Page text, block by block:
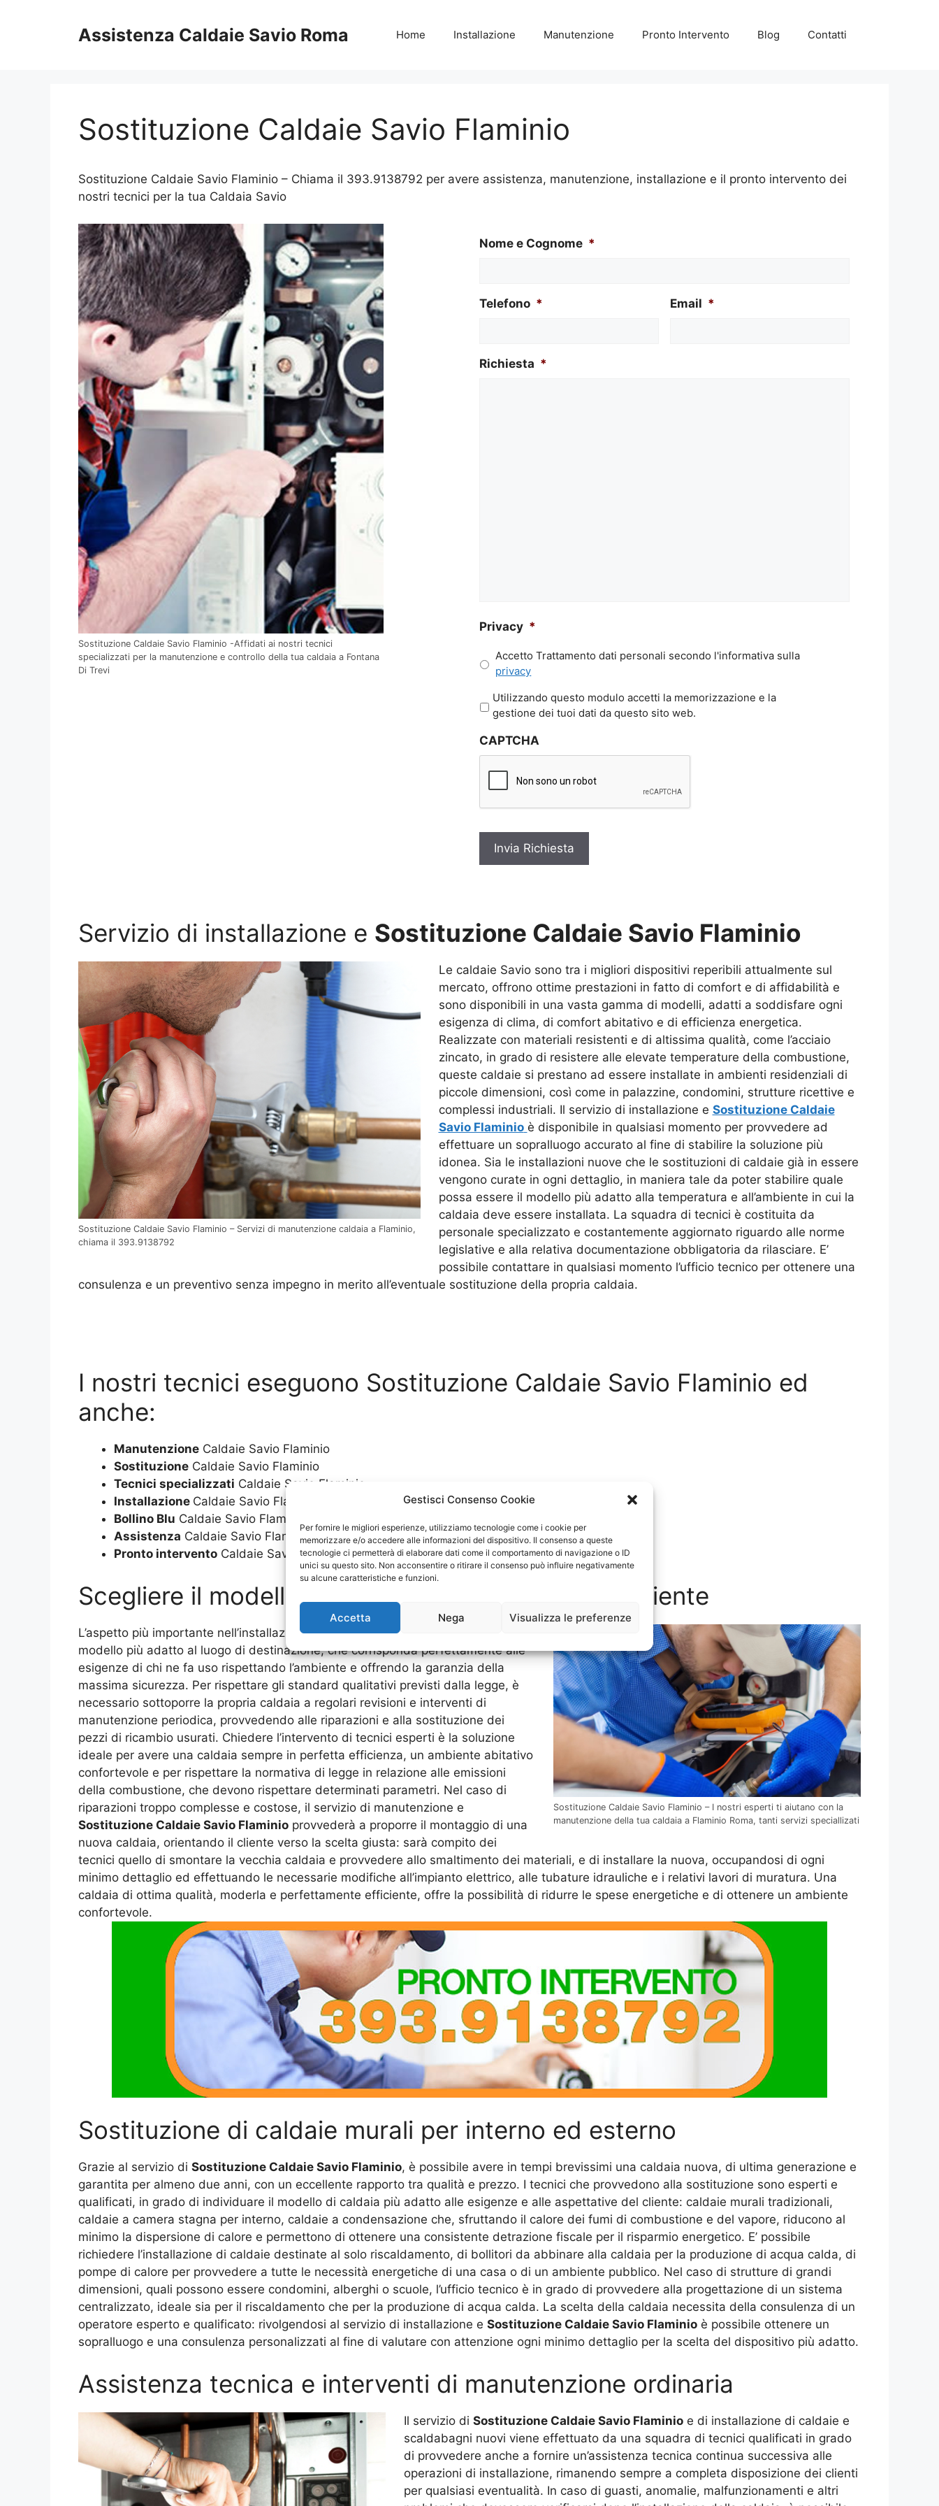
Gestisci Consenso Cookie
Per fornire le migliori esperienze, utilizziamo tecnologie come i cookie per
memorizzare e/o accedere alle informazioni del dispositivo. Il consenso a queste
tecnologie ci permetterà di elaborare dati come il comportamento di navigazione o ID
unici su questo sito. Non acconsentire o ritirare il consenso può influire negativamente
su alcune caratteristiche e funzioni.
Accetta Nega Visualizza le preferenze
Assistenza Caldaie Savio Roma Home Installazione Manutenzione Pronto Intervento Blog Contatti
Sostituzione Caldaie Savio Flaminio
Sostituzione Caldaie Savio Flaminio – Chiama il 393.9138792 per avere assistenza, manutenzione, installazione e il pronto intervento dei
nostri tecnici per la tua Caldaia Savio
Sostituzione Caldaie Savio Flaminio -Affidati ai nostri tecnici
specializzati per la manutenzione e controllo della tua caldaia a Fontana
Di Trevi
Nome e Cognome *
Telefono * Email *
Richiesta *
Privacy *
Accetto Trattamento dati personali secondo l'informativa sulla
privacy
r
v
a
*
Utilizzando questo modulo accetti la memorizzazione e la
gestione dei tuoi dati da questo sito web.
CAPTCHA
Servizio di installazione e Sostituzione Caldaie Savio Flaminio
Sostituzione Caldaie Savio Flaminio – Servizi di manutenzione caldaia a Flaminio,
chiama il 393.9138792
Le caldaie Savio sono tra i migliori dispositivi reperibili attualmente sul
mercato, offrono ottime prestazioni in fatto di comfort e di affidabilità e
sono disponibili in una vasta gamma di modelli, adatti a soddisfare ogni
esigenza di clima, di comfort abitativo e di efficienza energetica.
Realizzate con materiali resistenti e di altissima qualità, come l’acciaio
zincato, in grado di resistere alle elevate temperature della combustione,
queste caldaie si prestano ad essere installate in ambienti residenziali di
piccole dimensioni, così come in palazzine, condomini, strutture ricettive e
complessi industriali. Il servizio di installazione e Sostituzione Caldaie
Savio Flaminio è disponibile in qualsiasi momento per provvedere ad
effettuare un sopralluogo accurato al fine di stabilire la soluzione più
idonea. Sia le installazioni nuove che le sostituzioni di caldaie già in essere
vengono curate in ogni dettaglio, in maniera tale da poter stabilire quale
possa essere il modello più adatto alla temperatura e all’ambiente in cui la
caldaia deve essere installata. La squadra di tecnici è costituita da
personale specializzato e costantemente aggiornato riguardo alle norme
legislative e alla relativa documentazione obbligatoria da rilasciare. E’
possibile contattare in qualsiasi momento l’ufficio tecnico per ottenere una
consulenza e un preventivo senza impegno in merito all’eventuale sostituzione della propria caldaia.
I nostri tecnici eseguono Sostituzione Caldaie Savio Flaminio ed
anche:
Manutenzione Caldaie Savio Flaminio
Sostituzione Caldaie Savio Flaminio
Tecnici specializzati Caldaie Savio Flaminio
Installazione Caldaie Savio Flaminio
Bollino Blu Caldaie Savio Flaminio
Assistenza Caldaie Savio Flaminio
Pronto intervento Caldaie Savio Flaminio
Scegliere il modello giusto di caldaia per ogni ambiente
Sostituzione Caldaie Savio Flaminio – I nostri esperti ti aiutano con la
manutenzione della tua caldaia a Flaminio Roma, tanti servizi speciallizati
L’aspetto più importante nell’installazione di una caldaia consiste nella scelta del
modello più adatto al luogo di destinazione, che corrisponda perfettamente alle
esigenze di chi ne fa uso rispettando l’ambiente e offrendo la garanzia della
massima sicurezza. Per rispettare gli standard qualitativi previsti dalla legge, è
necessario sottoporre la propria caldaia a regolari revisioni e interventi di
manutenzione periodica, provvedendo alle riparazioni e alla sostituzione dei
pezzi di ricambio usurati. Chiedere l’intervento di tecnici esperti è la soluzione
ideale per avere una caldaia sempre in perfetta efficienza, un ambiente abitativo
confortevole e per rispettare la normativa di legge in relazione alle emissioni
della combustione, che devono rispettare determinati parametri. Nel caso di
riparazioni troppo complesse e costose, il servizio di manutenzione e
Sostituzione Caldaie Savio Flaminio provvederà a proporre il montaggio di una
nuova caldaia, orientando il cliente verso la scelta giusta: sarà compito dei
tecnici quello di smontare la vecchia caldaia e provvedere allo smaltimento dei materiali, e di installare la nuova, occupandosi di ogni
minimo dettaglio ed effettuando le necessarie modifiche all’impianto elettrico, alle tubature idrauliche e i relativi lavori di muratura. Una
caldaia di ottima qualità, moderla e perfettamente efficiente, offre la possibilità di ridurre le spese energetiche e di ottenere un ambiente
confortevole.
Sostituzione di caldaie murali per interno ed esterno
Grazie al servizio di Sostituzione Caldaie Savio Flaminio, è possibile avere in tempi brevissimi una caldaia nuova, di ultima generazione e
garantita per almeno due anni, con un eccellente rapporto tra qualità e prezzo. I tecnici che provvedono alla sostituzione sono esperti e
qualificati, in grado di individuare il modello di caldaia più adatto alle esigenze e alle aspettative del cliente: caldaie murali tradizionali,
caldaie a camera stagna per interno, caldaie a condensazione che, sfruttando il calore dei fumi di combustione e del vapore, riducono al
minimo la dispersione di calore e permettono di ottenere una consistente detrazione fiscale per il risparmio energetico. E’ possibile
richiedere l’installazione di caldaie destinate al solo riscaldamento, di bollitori da abbinare alla caldaia per la produzione di acqua calda, di
pompe di calore per provvedere a tutte le necessità energetiche di una casa o di un ambiente pubblico. Nel caso di strutture di grandi
dimensioni, quali possono essere condomini, alberghi o scuole, l’ufficio tecnico è in grado di provvedere alla progettazione di un sistema
centralizzato, ideale sia per il riscaldamento che per la produzione di acqua calda. La scelta della caldaia necessita della consulenza di un
operatore esperto e qualificato: rivolgendosi al servizio di installazione e Sostituzione Caldaie Savio Flaminio è possibile ottenere un
sopralluogo e una consulenza personalizzati al fine di valutare con attenzione ogni minimo dettaglio per la scelta del dispositivo più adatto.
Assistenza tecnica e interventi di manutenzione ordinaria
Il servizio di Sostituzione Caldaie Savio Flaminioe di installazione di caldaie e
scaldabagni nuovi viene effettuato da una squadra di tecnici qualificati in grado
di provvedere anche a fornire un’assistenza tecnica continua successiva alle
operazioni di installazione, rimanendo sempre a completa disposizione dei clienti
per qualsiasi eventualità. In caso di guasti, anomalie, malfunzionamenti e altri